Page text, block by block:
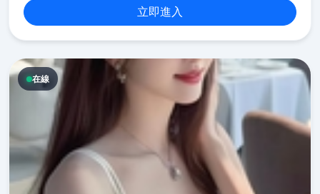
立即進入
在線